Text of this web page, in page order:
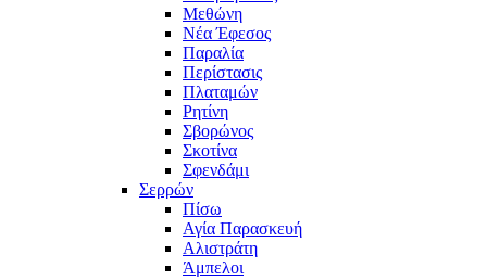
Μεθώνη
Νέα Έφεσος
Παραλία
Περίστασις
Πλαταμών
Ρητίνη
Σβορώνος
Σκοτίνα
Σφενδάμι
Σερρών
Πίσω
Αγία Παρασκευή
Αλιστράτη
Άμπελοι